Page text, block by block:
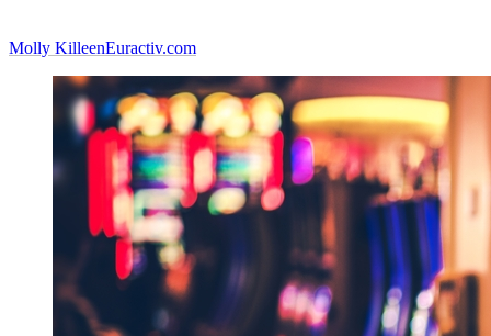
Molly KilleenEuractiv.com